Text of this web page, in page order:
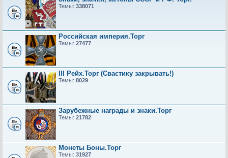
Темы: 338071
Российская империя.Торг
Темы: 27477
III Рейх.Торг (Свастику закрывать!)
Темы: 8029
Зарубежные награды и знаки.Торг
Темы: 21782
Монеты Боны.Торг
Темы: 31927